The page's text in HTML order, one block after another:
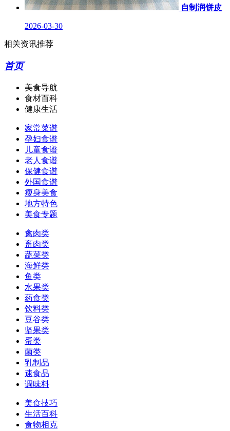
自制润饼皮
2026-03-30
相关资讯推荐
首页
美食导航
食材百科
健康生活
家常菜谱
孕妇食谱
儿童食谱
老人食谱
保健食谱
外国食谱
瘦身美食
地方特色
美食专题
禽肉类
畜肉类
蔬菜类
海鲜类
鱼类
水果类
药食类
饮料类
豆谷类
坚果类
蛋类
菌类
乳制品
速食品
调味料
美食技巧
生活百科
食物相克